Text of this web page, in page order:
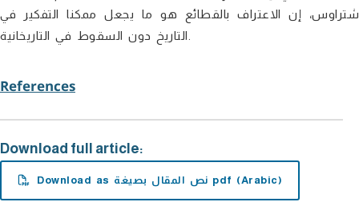
شتراوس، إن الاعتراف بالقطائع هو ما يجعل ممكنا التفكير في
References
Download full article:
Download as نص المقال بصيغة pdf (Arabic)